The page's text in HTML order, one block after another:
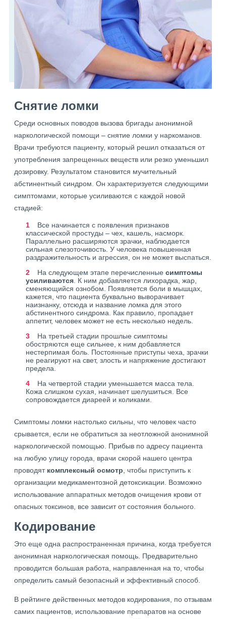
Снятие ломки
Среди основных поводов вызова бригады анонимной
наркологической помощи – снятие ломки у наркоманов.
Врачи требуются пациенту, который решил отказаться от
употребления запрещенных веществ или резко уменьшил
дозировку. Результатом становится мучительный
абстинентный синдром. Он характеризуется следующими
симптомами, которые усиливаются с каждой новой
стадией:
Все начинается с появления признаков
классической простуды – чех, кашель, насморк.
Параллельно расширяются зрачки, наблюдается
сильная слезоточивость. У человека повышенная
раздражительность и агрессия, он не может выспаться.
На следующем этапе перечисленные симптомы
усиливаются . К ним добавляется лихорадка, жар,
сменяющийся ознобом. Появляется боли в мышцах,
кажется, что пациента буквально выворачивает
наизнанку, отсюда и название ломка для этого
абстинентного синдрома. Как правило, пропадает
аппетит, человек может не есть несколько недель.
На третьей стадии прошлые симптомы
обостряются еще сильнее, к ним добавляется
нестерпимая боль. Постоянные приступы чеха, зрачки
не реагируют на свет, злость и напряжение достигают
предела.
На четвертой стадии уменьшается масса тела.
Кожа слишком сухая, начинает шелушиться. Все
сопровождается диареей и коликами.
Симптомы ломки настолько сильны, что человек часто
срывается, если не обратиться за неотложной анонимной
наркологической помощью. Прибыв по адресу пациента
на любую улицу города, врачи скорой нашего центра
проводят комплексный осмотр , чтобы приступить к
организации медикаментозной детоксикации. Возможно
использование аппаратных методов очищения крови от
опасных токсинов, все зависит от состояния больного.
Кодирование
Это еще одна распространенная причина, когда требуется
анонимная наркологическая помощь. Предварительно
проводится большая работа, направленная на то, чтобы
определить самый безопасный и эффективный способ.
В рейтинге действенных методов кодирования, по отзывам
самих пациентов, использование препаратов на основе